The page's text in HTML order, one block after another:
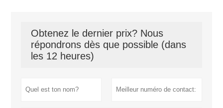
Obtenez le dernier prix? Nous
répondrons dès que possible (dans
les 12 heures)